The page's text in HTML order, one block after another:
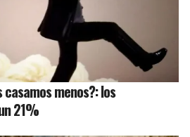
menos?: los
21%